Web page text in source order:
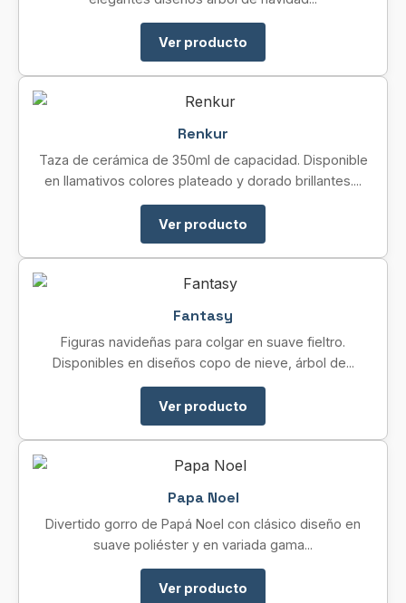
Ver producto
Renkur
Taza de cerámica de 350ml de capacidad. Disponible
en llamativos colores plateado y dorado brillantes....
Ver producto
Fantasy
Figuras navideñas para colgar en suave fieltro.
Disponibles en diseños copo de nieve, árbol de...
Ver producto
Papa Noel
Divertido gorro de Papá Noel con clásico diseño en
suave poliéster y en variada gama...
Ver producto